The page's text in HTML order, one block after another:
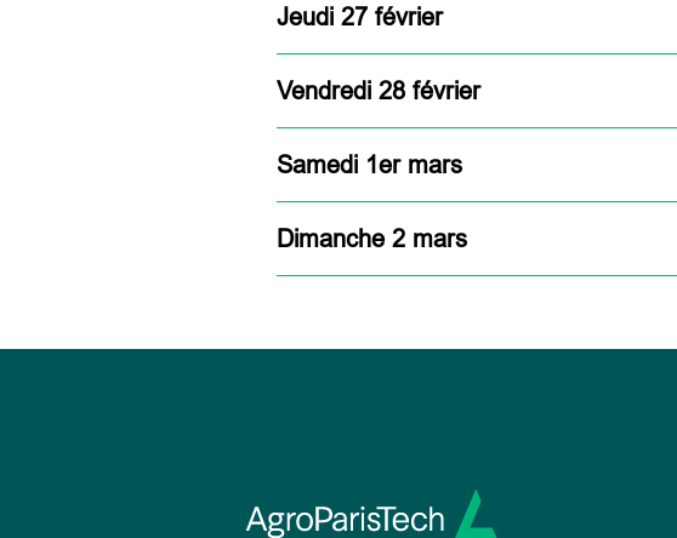
Jeudi 27 février
Vendredi 28 février
Samedi 1er mars
Dimanche 2 mars